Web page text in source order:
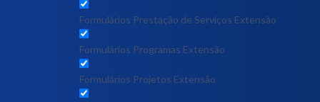
Formulários Prestação de Serviços Extensão
Formulários Programas Extensão
Formulários Projetos Extensão